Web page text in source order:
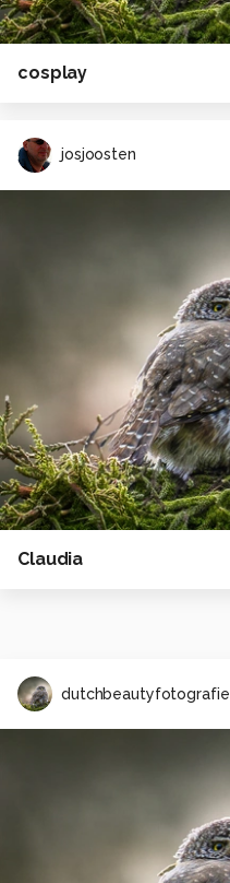
cosplay
josjoosten
Claudia
dutchbeautyfotografie